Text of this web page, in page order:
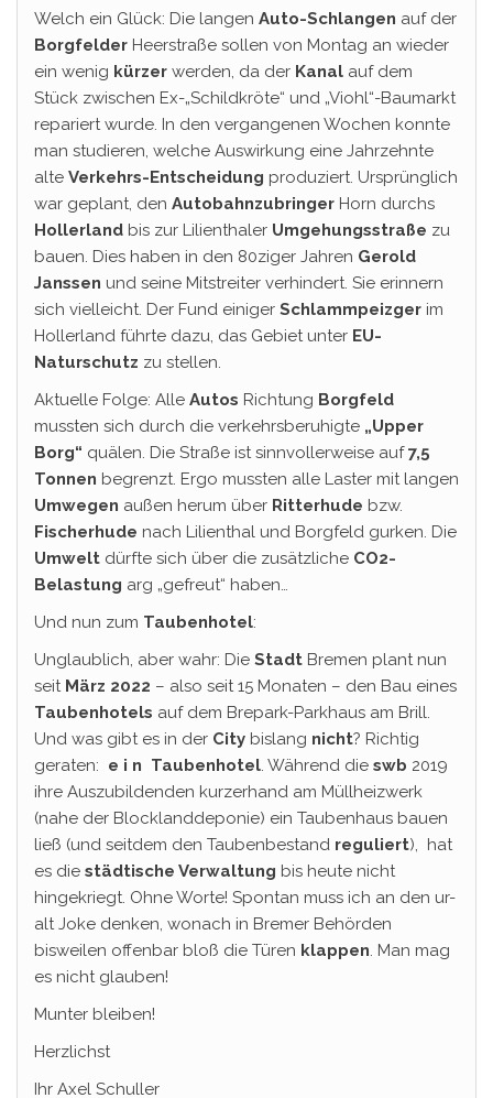
Welch ein Glück: Die langen Auto-Schlangen auf der
Borgfelder Heerstraße sollen von Montag an wieder
ein wenig kürzer werden, da der Kanal auf dem
Stück zwischen Ex-„Schildkröte“ und „Viohl“-Baumarkt
repariert wurde. In den vergangenen Wochen konnte
man studieren, welche Auswirkung eine Jahrzehnte
alte Verkehrs-Entscheidung produziert. Ursprünglich
war geplant, den Autobahnzubringer Horn durchs
Hollerland bis zur Lilienthaler Umgehungsstraße zu
bauen. Dies haben in den 80ziger Jahren Gerold
Janssen und seine Mitstreiter verhindert. Sie erinnern
sich vielleicht. Der Fund einiger Schlammpeizger im
Hollerland führte dazu, das Gebiet unter EU-
Naturschutz zu stellen.
Aktuelle Folge: Alle Autos Richtung Borgfeld
mussten sich durch die verkehrsberuhigte „Upper
Borg“ quälen. Die Straße ist sinnvollerweise auf7,5
Tonnen begrenzt. Ergo mussten alle Laster mit langen
Umwegen außen herum über Ritterhude bzw.
Fischerhude nach Lilienthal und Borgfeld gurken. Die
Umwelt dürfte sich über die zusätzliche CO2-
Belastung arg „gefreut“ haben…
Und nun zum Taubenhotel:
Unglaublich, aber wahr: Die Stadt Bremen plant nun
seit März 2022 – also seit 15 Monaten – den Bau eines
Taubenhotels auf dem Brepark-Parkhaus am Brill.
Und was gibt es in der City bislang nicht? Richtig
geraten: e i n Taubenhotel. Während die swb 2019
ihre Auszubildenden kurzerhand am Müllheizwerk
(nahe der Blocklanddeponie) ein Taubenhaus bauen
ließ (und seitdem den Taubenbestand reguliert), hat
es die städtische Verwaltung bis heute nicht
hingekriegt. Ohne Worte! Spontan muss ich an den ur-
alt Joke denken, wonach in Bremer Behörden
bisweilen offenbar bloß die Türen klappen. Man mag
es nicht glauben!
Munter bleiben!
Herzlichst
Ihr Axel Schuller